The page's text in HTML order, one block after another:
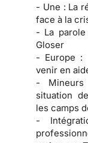
- Une : La
face à la
- La
Gloser
- Europe :
venir en
- Mineurs
situation
les camps
-